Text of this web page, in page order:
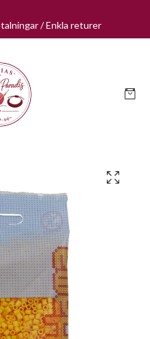
/ Enkla returer